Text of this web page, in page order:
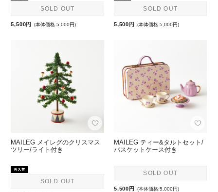
SOLD OUT
5,500円 (本体価格:5,000円)
SOLD OUT
5,500円 (本体価格:5,000円)
MAILEG メイレグのクリスマス
ツリー/ライト付き
SOLD OUT
MAILEG ティー&タルトセット/
バスケットケース付き
SOLD OUT
5,500円 (本体価格:5,000円)